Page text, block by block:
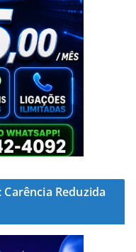
Reduzida